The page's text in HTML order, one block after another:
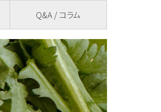
Q&A / コラム